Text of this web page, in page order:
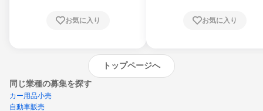
お気に入り お気に入り
トップページへ
同じ業種の募集を探す
カー用品小売
自動車販売